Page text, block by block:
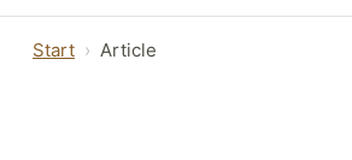
Start Article